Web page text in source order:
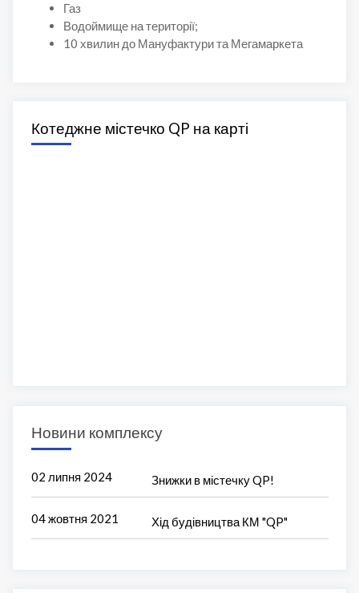
Газ
Водоймище на території;
10 хвилин до Мануфактури та Мегамаркета
Котеджне містечко QP на карті
Новини комплексу
02 липня 2024 Знижки в містечку QP!
04 жовтня 2021 Хід будівництва КМ "QP"